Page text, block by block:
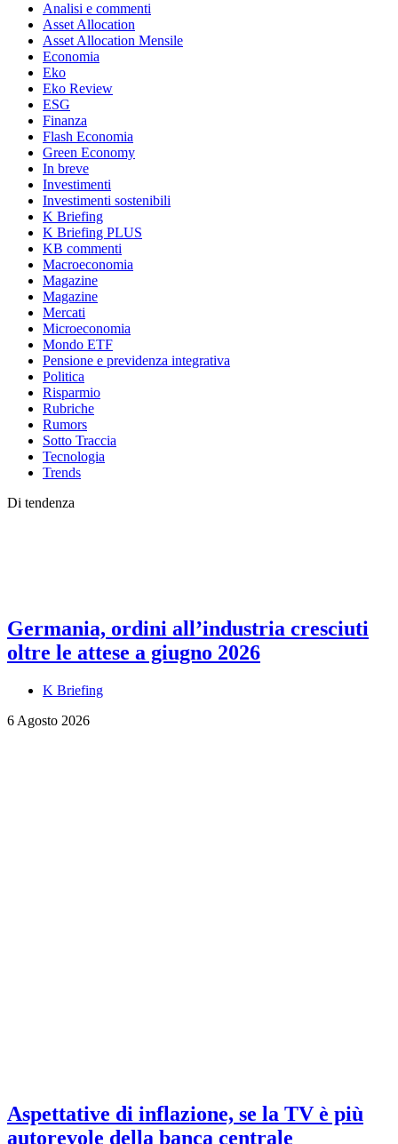
Analisi e commenti
Asset Allocation
Asset Allocation Mensile
Economia
Eko
Eko Review
ESG
Finanza
Flash Economia
Green Economy
In breve
Investimenti
Investimenti sostenibili
K Briefing
K Briefing PLUS
KB commenti
Macroeconomia
Magazine
Magazine
Mercati
Microeconomia
Mondo ETF
Pensione e previdenza integrativa
Politica
Risparmio
Rubriche
Rumors
Sotto Traccia
Tecnologia
Trends
Di tendenza
Germania, ordini all’industria cresciuti
oltre le attese a giugno 2026
K Briefing
6 Agosto 2026
Aspettative di inflazione, se la TV è più
autorevole della banca centrale